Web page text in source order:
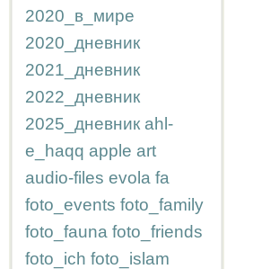
2020_в_мире
2020_дневник
2021_дневник
2022_дневник
2025_дневник ahl-
e_haqq apple art
audio-files evola fa
foto_events foto_family
foto_fauna foto_friends
foto_ich foto_islam